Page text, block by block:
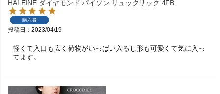
HALEINE ダイヤモンド パイソン リュックサック 4FB
購入者
投稿日 2023/04/19
軽くて入口も広く荷物がいっぱい入るし形も可愛くて気に入っ
てます。